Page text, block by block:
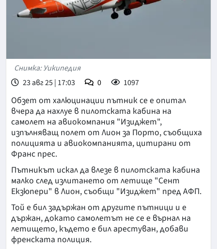
Снимка: Уикипедия
23 авг 25 | 17:03
0 1097
Обзет от халюцинации пътник се е опитал
вчера да нахлуе в пилотската кабина на
самолет на авиокомпания "Изиджет",
изпълняващ полет от Лион за Порто, съобщиха
полицията и авиокомпанията, цитирани от
Франс прес.
Пътникът искал да влезе в пилотската кабина
малко след излитането от летище "Сент
Екзюпери" в Лион, съобщи "Изиджет" пред АФП.
Той е бил задържан от другите пътници и е
държан, докато самолетът не се е върнал на
летището, където е бил арестуван, добави
френската полиция.